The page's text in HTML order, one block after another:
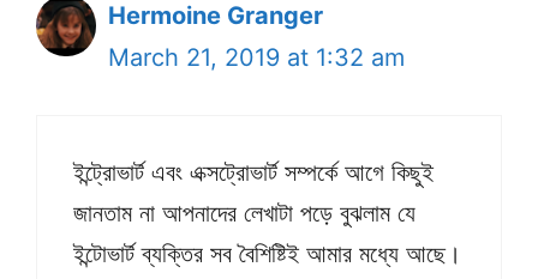
Hermoine Granger
March 21, 2019 at 1:32 am
ইন্ট্রোভার্ট এবং এক্সট্রোভার্ট সম্পর্কে আগে কিছুই
জানতাম না আপনাদের লেখাটা পড়ে বুঝলাম যে
ইন্টোভার্ট ব্যক্তির সব বৈশিষ্টিই আমার মধ্যে আছে।